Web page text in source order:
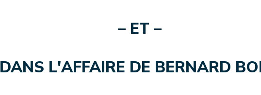
– ET –
DANS L'AFFAIRE DE BERNARD